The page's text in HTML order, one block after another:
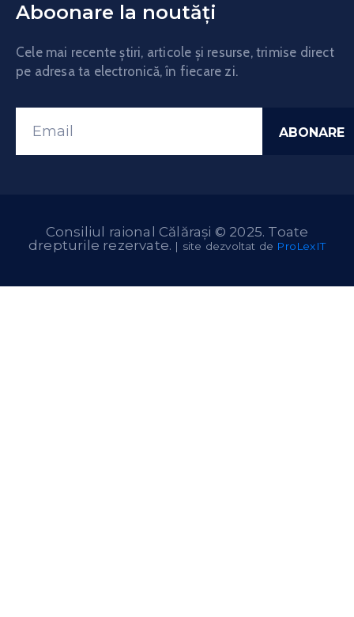
Aboonare la noutăți
Cele mai recente știri, articole și resurse, trimise direct
pe adresa ta electronică, în fiecare zi.
Consiliul raional Călărași © 2025. Toate
drepturile rezervate. | site dezvoltat de ProLexIT